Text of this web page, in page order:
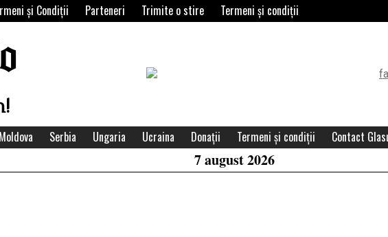
şi Condiţii Parteneri Trimite o stire Termeni și condiții
Header
Area
Serbia Ungaria Ucraina Donații Termeni și condiții Contact
7 august 2026